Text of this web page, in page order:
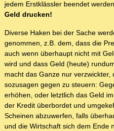
jedem Erstklässler beendet
Geld drucken!
Diverse Haken bei der Sache
genommen, z.B. dem, dass die
auch wenn überhaupt nicht mit
wird und dass Geld (heute)
macht das Ganze nur verzwickter,
sozusagen gegen zu steuern:
erhöhen, oder letztlich das Geld
der Kredit überbordet und
Scheinen abzuwerfen, falls
und die Wirtschaft sich dem Ende